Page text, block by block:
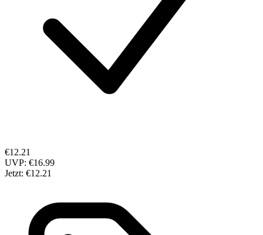
€12.21
UVP: €16.99
Jetzt: €12.21